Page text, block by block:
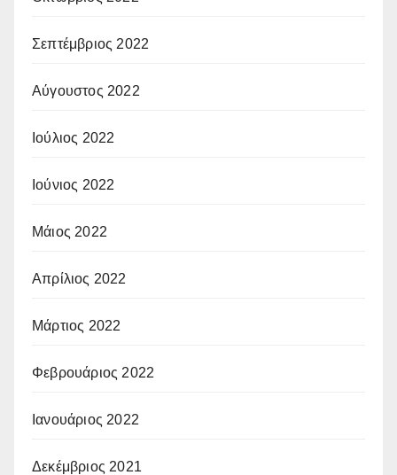
Σεπτέμβριος 2022
Αύγουστος 2022
Ιούλιος 2022
Ιούνιος 2022
Μάιος 2022
Απρίλιος 2022
Μάρτιος 2022
Φεβρουάριος 2022
Ιανουάριος 2022
Δεκέμβριος 2021